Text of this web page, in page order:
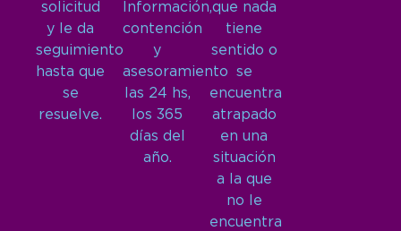
solicitud
y le da
seguimiento
hasta que
se
resuelve.
Información,
contención
y
asesoramiento
las 24 hs,
los 365
días del
año.
que nada
tiene
sentido o
se
encuentra
atrapado
en una
situación
a la que
no le
encuentra